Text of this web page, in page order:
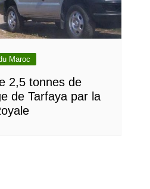
Maroc
2,5 tonnes de
de Tarfaya par la